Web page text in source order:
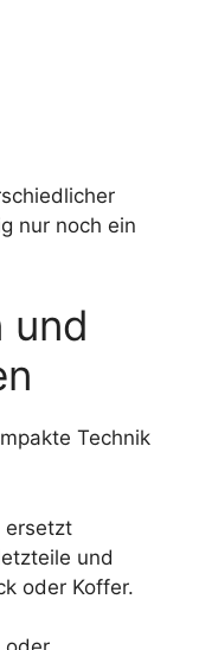
nur noch ein
und
Technik
ersetzt
und
oder Koffer.